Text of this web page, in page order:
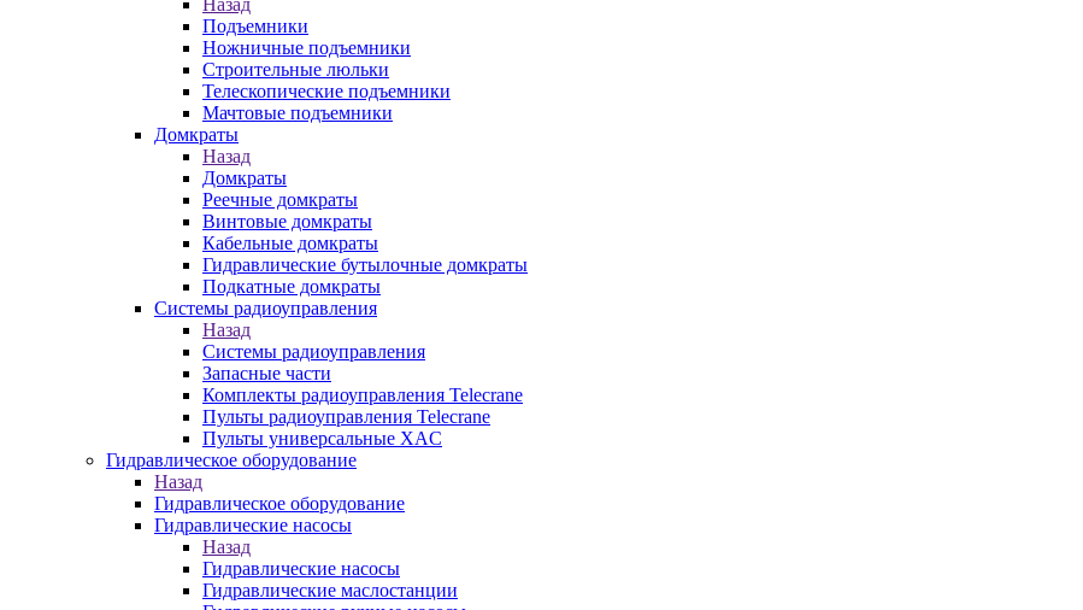
Назад
Подъемники
Ножничные подъемники
Строительные люльки
Телескопические подъемники
Мачтовые подъемники
Домкраты
Назад
Домкраты
Реечные домкраты
Винтовые домкраты
Кабельные домкраты
Гидравлические бутылочные домкраты
Подкатные домкраты
Системы радиоуправления
Назад
Системы радиоуправления
Запасные части
Комплекты радиоуправления Telecrane
Пульты радиоуправления Telecrane
Пульты универсальные XAC
Гидравлическое оборудование
Назад
Гидравлическое оборудование
Гидравлические насосы
Назад
Гидравлические насосы
Гидравлические маслостанции